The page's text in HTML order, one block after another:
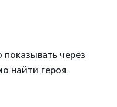
через
найти героя.